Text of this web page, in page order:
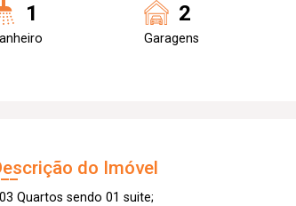
1 2
Garagens
do Imóvel
Quartos sendo 01 suite;